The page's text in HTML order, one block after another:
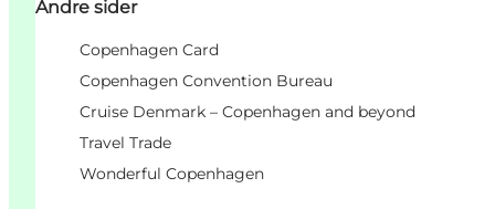
Andre sider
Copenhagen Card
Copenhagen Convention Bureau
Cruise Denmark – Copenhagen and beyond
Travel Trade
Wonderful Copenhagen